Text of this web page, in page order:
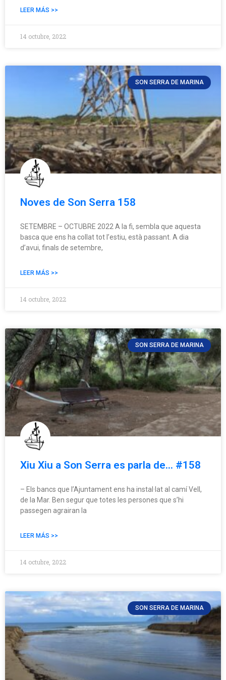
LEER MÁS >>
14 octubre, 2022
SON SERRA DE MARINA
Noves de Son Serra 158
SETEMBRE – OCTUBRE 2022 A la fi, sembla que aquesta
basca que ens ha collat tot l’estiu, està passant. A dia
d’avui, finals de setembre,
LEER MÁS >>
14 octubre, 2022
SON SERRA DE MARINA
Xiu Xiu a Son Serra es parla de… #158
– Els bancs que l’Ajuntament ens ha instal·lat al camí Vell,
de la Mar. Ben segur que totes les persones que s’hi
passegen agrairan la
LEER MÁS >>
14 octubre, 2022
SON SERRA DE MARINA